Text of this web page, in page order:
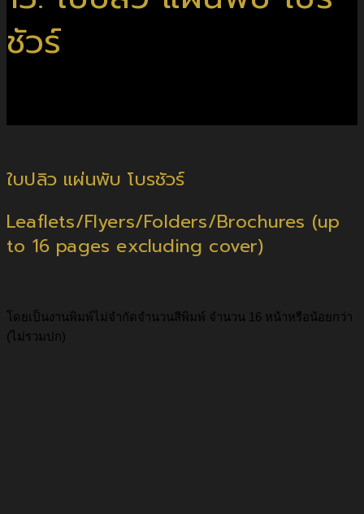
ชัวร์
ใบปลิว แผ่นพับ โบรชัวร์
Leaflets/Flyers/Folders/Brochures (up
to 16 pages excluding cover)
โดยเป็นงานพิมพ์ไม่จํากัดจํานวนสีพิมพ์ จํานวน 16 หน้าหรือน้อยกว่า
(ไม่รวมปก)